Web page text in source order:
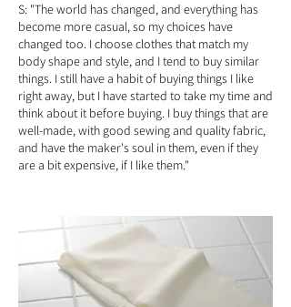
S: "The world has changed, and everything has
become more casual, so my choices have
changed too. I choose clothes that match my
body shape and style, and I tend to buy similar
things. I still have a habit of buying things I like
right away, but I have started to take my time and
think about it before buying. I buy things that are
well-made, with good sewing and quality fabric,
and have the maker's soul in them, even if they
are a bit expensive, if I like them."